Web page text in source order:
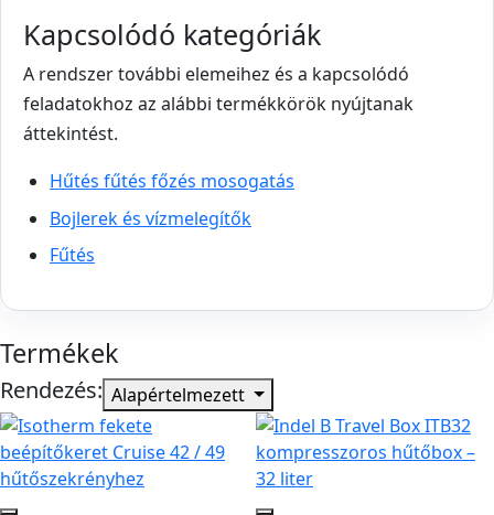
Kapcsolódó kategóriák
A rendszer további elemeihez és a kapcsolódó
feladatokhoz az alábbi termékkörök nyújtanak
áttekintést.
Hűtés fűtés főzés mosogatás
Bojlerek és vízmelegítők
Fűtés
Termékek
Rendezés: Alapértelmezett